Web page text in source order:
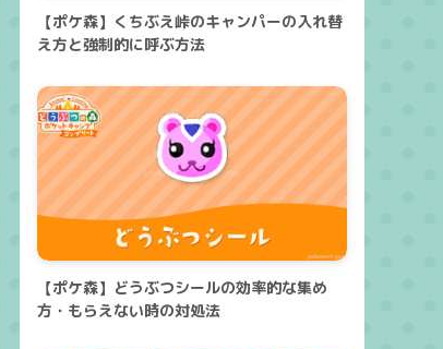
【ポケ森】くちぶえ峠のキャンパーの入れ替
え方と強制的に呼ぶ方法
【ポケ森】どうぶつシールの効率的な集め
方・もらえない時の対処法